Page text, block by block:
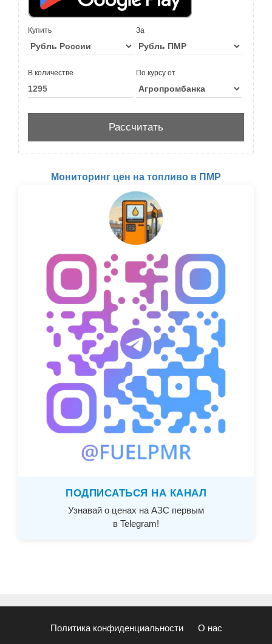
Купить За
В количестве По курсу от
Мониторинг цен на топливо в ПМР
ПОДПИСАТЬСЯ НА КАНАЛ
Узнавай о ценах на АЗС первым
в Telegram!
Политика конфиденциальности О нас